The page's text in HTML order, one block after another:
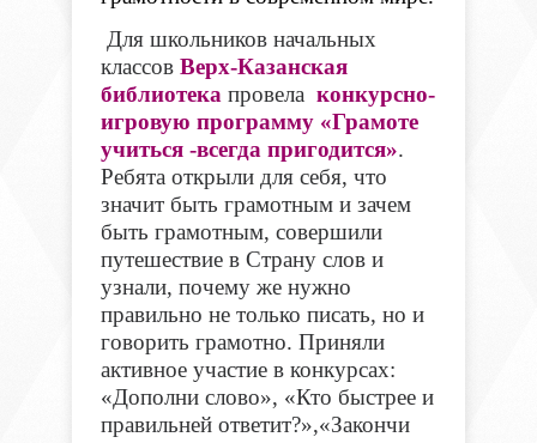
Для школьников начальных
классов Верх-Казанская
библиотека провела конкурсно-
игровую программу «Грамоте
учиться -всегда пригодится».
Ребята открыли для себя, что
значит быть грамотным и зачем
быть грамотным, совершили
путешествие в Страну слов и
узнали, почему же нужно
правильно не только писать, но и
говорить грамотно. Приняли
активное участие в конкурсах:
«Дополни слово», «Кто быстрее и
правильней ответит?»,«Закончи